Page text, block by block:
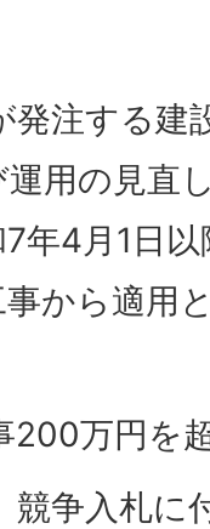
発注する建
用の見直
年4月1日
事から適用
200万円を
競争入札に